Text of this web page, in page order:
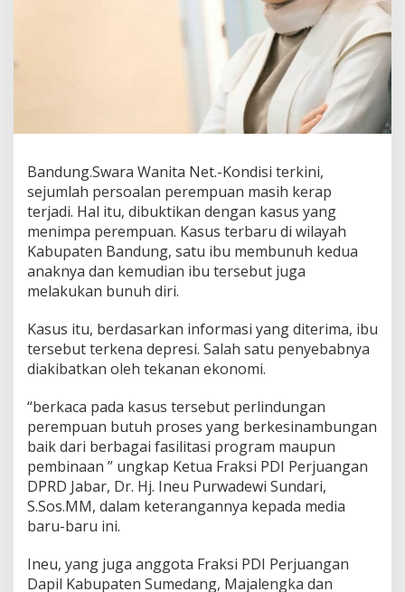
o
g
P
e
r
l
i
n
g
a
n
r
e
m
p
a
n
r
Bandung.Swara Wanita Net.-Kondisi terkini,
sejumlah persoalan perempuan masih kerap
terjadi. Hal itu, dibuktikan dengan kasus yang
menimpa perempuan. Kasus terbaru di wilayah
Kabupaten Bandung, satu ibu membunuh kedua
anaknya dan kemudian ibu tersebut juga
melakukan bunuh diri.
Kasus itu, berdasarkan informasi yang diterima, ibu
tersebut terkena depresi. Salah satu penyebabnya
diakibatkan oleh tekanan ekonomi.
“berkaca pada kasus tersebut perlindungan
perempuan butuh proses yang berkesinambungan
baik dari berbagai fasilitasi program maupun
pembinaan ” ungkap Ketua Fraksi PDI Perjuangan
DPRD Jabar, Dr. Hj. Ineu Purwadewi Sundari,
S.Sos.MM, dalam keterangannya kepada media
baru-baru ini.
Ineu, yang juga anggota Fraksi PDI Perjuangan
Dapil Kabupaten Sumedang, Majalengka dan